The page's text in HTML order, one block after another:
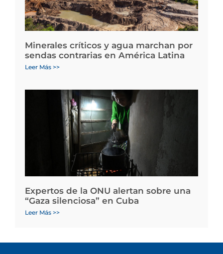
Minerales críticos y agua marchan por
sendas contrarias en América Latina
Leer Más >>
Expertos de la ONU alertan sobre una
“Gaza silenciosa” en Cuba
Leer Más >>